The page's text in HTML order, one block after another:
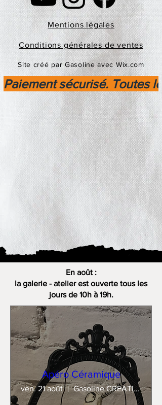
Mentions légales
Conditions générales de ventes
Site créé par Gasoline avec Wix.com
Paiement sécurisé. Toutes
En août :
la galerie - atelier est ouverte tous les
jours de 10h à 19h.
Apéro Céramique
ven. 21 août Gasoline CREATION